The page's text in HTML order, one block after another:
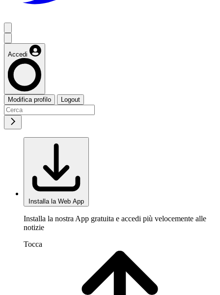
Accedi
Modifica profilo Logout
Installa la Web App
Installa la nostra App gratuita e accedi più velocemente alle
notizie
Tocca